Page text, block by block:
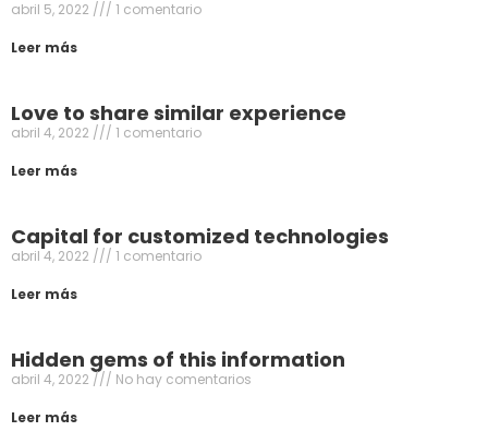
abril 5, 2022 1 comentario
Leer más
Love to share similar experience
abril 4, 2022 1 comentario
Leer más
Capital for customized technologies
abril 4, 2022 1 comentario
Leer más
Hidden gems of this information
abril 4, 2022 No hay comentarios
Leer más